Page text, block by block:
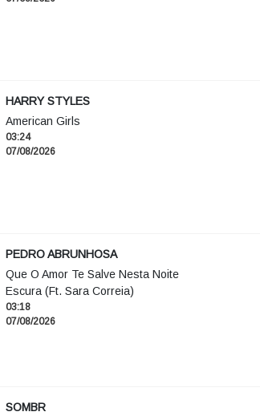
HARRY STYLES
American Girls
03:24
07/08/2026
PEDRO ABRUNHOSA
Que O Amor Te Salve Nesta Noite
Escura (Ft. Sara Correia)
03:18
07/08/2026
SOMBR